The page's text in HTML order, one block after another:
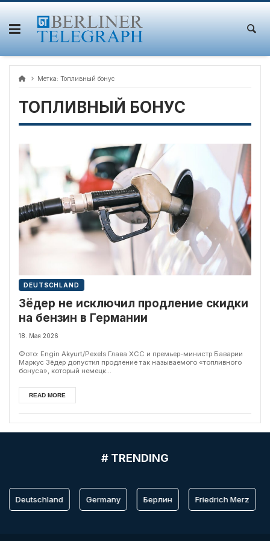
Skip
content
Метка: Топливный бонус
ТОПЛИВНЫЙ БОНУС
DEUTSCHLAND
Зёдер не исключил продление скидки
на бензин в Германии
18. Мая 2026
Фото: Engin Akyurt/Pexels Глава ХСС и премьер-министр Баварии
Маркус Зёдер допустил продление так называемого «топливного
бонуса», который немецк...
READ MORE
# TRENDING
Deutschland Germany Берлин Friedrich Merz